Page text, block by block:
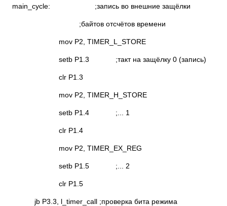
main_cycle: ;запись во внешние защёлки
;байтов отсчётов времени
mov P2, TIMER_L_STORE
setb P1.3 ;такт на защёлку 0 (запись)
clr P1.3
mov P2, TIMER_H_STORE
setb P1.4 ;... 1
clr P1.4
mov P2, TIMER_EX_REG
setb P1.5 ;... 2
clr P1.5
jb P3.3, l_timer_call ;проверка бита режима